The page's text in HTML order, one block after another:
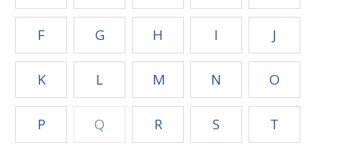
F G H I J
K L M N O
P Q R S T